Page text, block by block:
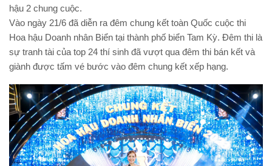
hậu 2 chung cuộc.
Vào ngày 21/6 đã diễn ra đêm chung kết toàn Quốc cuộc thi
Hoa hậu Doanh nhân Biển tại thành phố biển Tam Kỳ. Đêm thi là
sự tranh tài của top 24 thí sinh đã vượt qua đêm thi bán kết và
giành được tấm vé bước vào đêm chung kết xếp hạng.